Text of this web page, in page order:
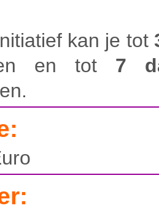
kan je tot
en tot 7